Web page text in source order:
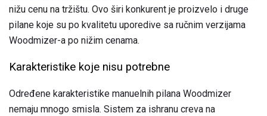
nižu cenu na tržištu. Ovo širi konkurent je proizvelo i druge
pilane koje su po kvalitetu uporedive sa ručnim verzijama
Woodmizer-a po nižim cenama.
Karakteristike koje nisu potrebne
Određene karakteristike manuelnih pilana Woodmizer
nemaju mnogo smisla. Sistem za ishranu creva na